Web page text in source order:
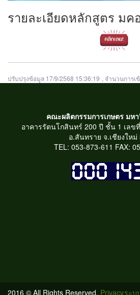
รายละเอียดหลักสูตร มค
ปรับปรุงข้อมูล 17/9/2568 15:36:19 , จำนวนการเ
คณะผลิตกรรมการเกษตร มห
อาคารรัตนโกสินทร์ 200 ปี ชั้น 1 เลข
อ.สันทราย จ.เชียงใหม่
TEL: 053-873-611 FAX:
ระบ
2016 © All Rights Reserved. Privacy